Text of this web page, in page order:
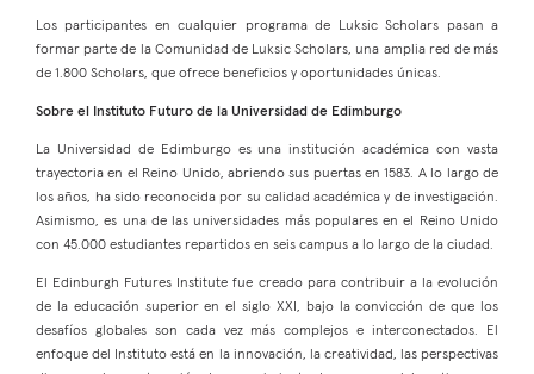
Los participantes en cualquier programa de Luksic Scholars pasan a
formar parte de la Comunidad de Luksic Scholars, una amplia red de más
de 1.800 Scholars, que ofrece beneficios y oportunidades únicas.
Sobre el Instituto Futuro de la Universidad de Edimburgo
La Universidad de Edimburgo es una institución académica con vasta
trayectoria en el Reino Unido, abriendo sus puertas en 1583. A lo largo de
los años, ha sido reconocida por su calidad académica y de investigación.
Asimismo, es una de las universidades más populares en el Reino Unido
con 45.000 estudiantes repartidos en seis campus a lo largo de la ciudad.
El Edinburgh Futures Institute fue creado para contribuir a la evolución
de la educación superior en el siglo XXI, bajo la convicción de que los
desafíos globales son cada vez más complejos e interconectados. El
enfoque del Instituto está en la innovación, la creatividad, las perspectivas